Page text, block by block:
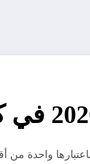
عشاق كرة القدم حول العالم